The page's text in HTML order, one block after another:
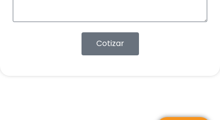
Cotizar